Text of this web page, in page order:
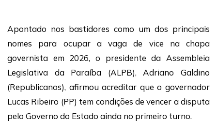
Apontado nos bastidores como um dos principais
nomes para ocupar a vaga de vice na chapa
governista em 2026, o presidente da Assembleia
Legislativa da Paraíba (ALPB), Adriano Galdino
(Republicanos), afirmou acreditar que o governador
Lucas Ribeiro (PP) tem condições de vencer a disputa
pelo Governo do Estado ainda no primeiro turno.